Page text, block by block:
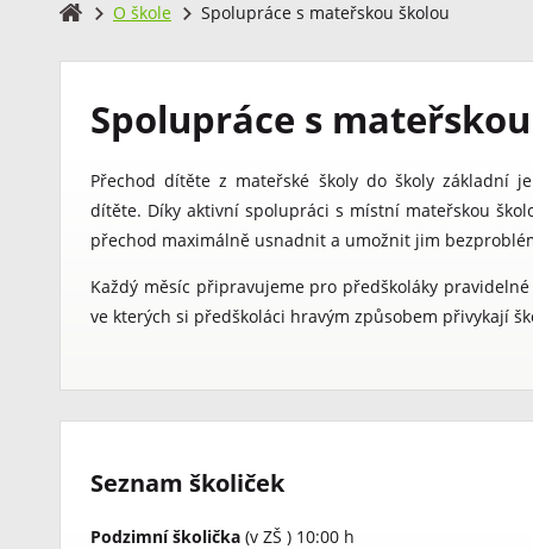
O škole Spolupráce s mateřskou školou
Spolupráce s
Přechod dítěte z mateřské školy do školy základní
dítěte. Díky aktivní spolupráci s místní mateřskou
přechod maximálně usnadnit a umožnit jim
Každý měsíc připravujeme pro předškoláky
ve kterých si předškoláci hravým způsobem přivykají
Seznam školiček
Podzimní školička (v ZŠ ) 10:00 h